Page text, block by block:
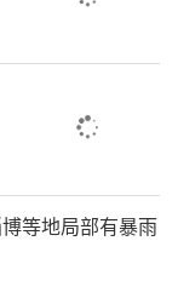
等地局部有暴雨